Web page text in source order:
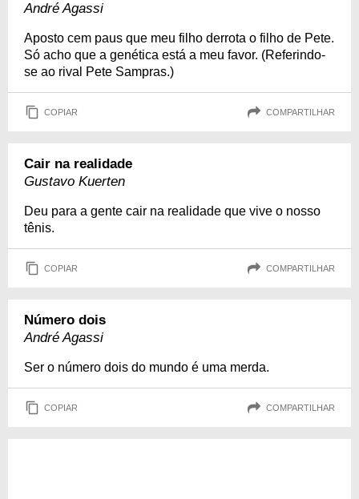
André Agassi
Aposto cem paus que meu filho derrota o filho de Pete.
Só acho que a genética está a meu favor. (Referindo-
se ao rival Pete Sampras.)
COPIAR COMPARTILHAR
Cair na realidade
Gustavo Kuerten
Deu para a gente cair na realidade que vive o nosso
tênis.
COPIAR COMPARTILHAR
Número dois
André Agassi
Ser o número dois do mundo é uma merda.
COPIAR COMPARTILHAR